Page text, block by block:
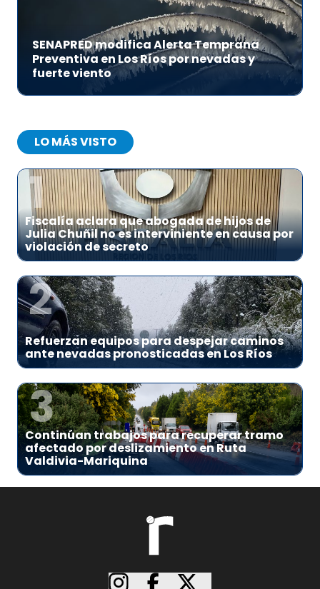
SENAPRED modifica Alerta Temprana
Preventiva en Los Ríos por nevadas y
fuerte viento
LO MÁS VISTO
1
Fiscalía aclara que abogada de hijos de
Julia Chuñil no es interviniente en causa por
violación de secreto
2
Refuerzan equipos para despejar caminos
ante nevadas pronosticadas en Los Ríos
3
Continúan trabajos para recuperar tramo
afectado por deslizamiento en Ruta
Valdivia-Mariquina